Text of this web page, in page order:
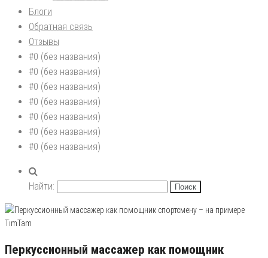
Блоги
Обратная связь
Отзывы
#0 (без названия)
#0 (без названия)
#0 (без названия)
#0 (без названия)
#0 (без названия)
#0 (без названия)
#0 (без названия)
Найти:
Перкуссионный массажер как помощник